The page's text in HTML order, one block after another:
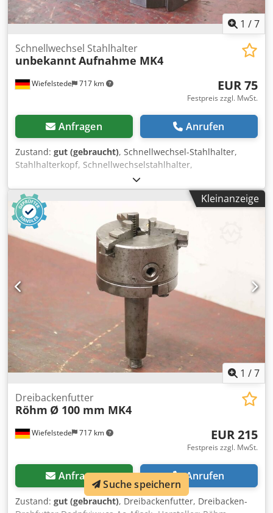
1 /7
Wiefelstede 717 km
Schnellwechsel Stahlhalter
unbekanntAufnahme MK4
EUR 75
Festpreis zzgl. MwSt.
Anfragen Anrufen
Zustand: gut (gebraucht), Schnellwechsel-Stahlhalter,
Stahlhalterkopf, Schnellwechselstahlhalter,
Schnellwechsel-Bohrstahlhalter, Schnellwechsel-
Bohrstangenhalter, Schnellwechsel-Drehstahlhalter,
Stahlhalter -Schnellwechsel Stahlhalter: Schnellwechsel-
Drehstahlhalter -Aufnahmeabmessungen: siehe Fotos -
Spanwerkzeugaufnahme: Ø 31 mm MK4 -Abmessungen:
135/55/H125 mm Dedpfx Afewa Rt Isiock -Gewicht: 2,7 kg
Kleinanzeige
1 /7
Wiefelstede 717 km
Dreibackenfutter
Röhm Ø 100 mm MK4
EUR 215
Festpreis zzgl. MwSt.
Anfragen Anrufen
Zustand: gut (gebraucht), Dreibackenfutter, Dreibacken-
Suche speichern